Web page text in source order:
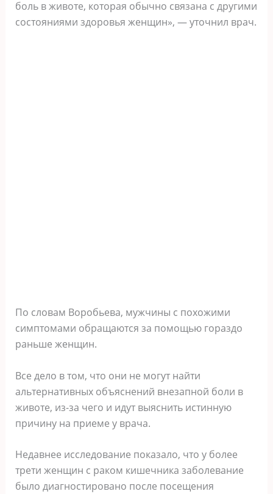
боль в животе, которая обычно связана с другими
состояниями здоровья женщин», — уточнил врач.
По словам Воробьева, мужчины с похожими
симптомами обращаются за помощью гораздо
раньше женщин.
Все дело в том, что они не могут найти
альтернативных объяснений внезапной боли в
животе, из-за чего и идут выяснить истинную
причину на приеме у врача.
Недавнее исследование показало, что у более
трети женщин с раком кишечника заболевание
было диагностировано после посещения